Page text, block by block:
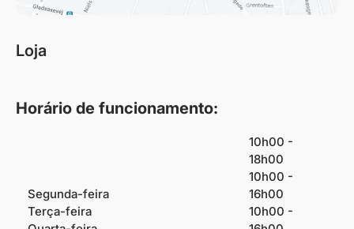
Loja
Horário de funcionamento:
Segunda-feira
Terça-feira
10h00 -
18h00
10h00 -
16h00
10h00 -